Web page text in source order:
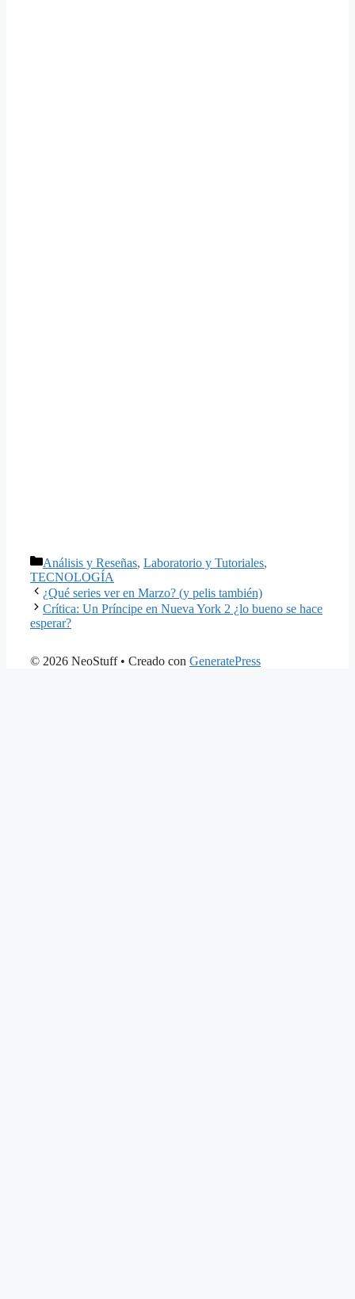
Categorías
Análisis y Reseñas, Laboratorio y Tutoriales,
TECNOLOGÍA
¿Qué series ver en Marzo? (y pelis también)
Crítica: Un Príncipe en Nueva York 2 ¿lo bueno se hace
esperar?
© 2026 NeoStuff• Creado con GeneratePress